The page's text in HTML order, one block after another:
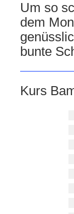
Um so
dem
bunte
Kurs